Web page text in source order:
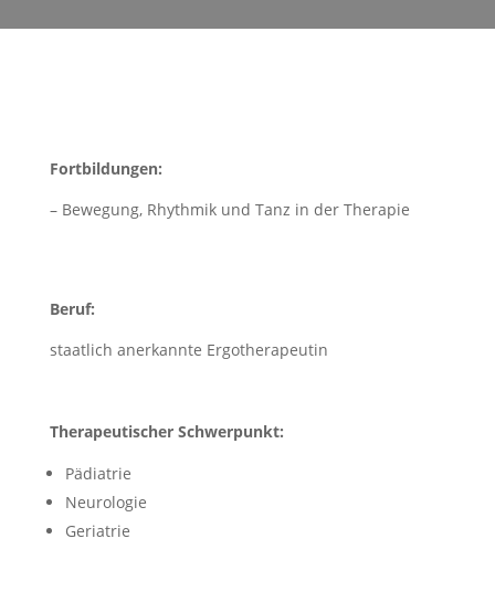
Fortbildungen:
– Bewegung, Rhythmik und Tanz in der Therapie
Beruf:
staatlich anerkannte Ergotherapeutin
Therapeutischer Schwerpunkt:
Pädiatrie
Neurologie
Geriatrie